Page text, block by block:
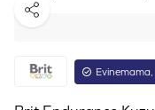
Paylaş
Evinemama,